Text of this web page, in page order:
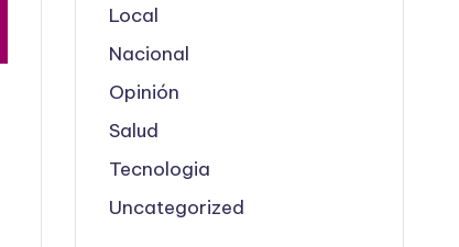
Local
Nacional
Opinión
Salud
Tecnologia
Uncategorized